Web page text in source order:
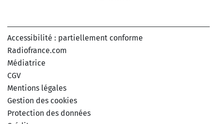
Accessibilité : partiellement conforme
Radiofrance.com
Médiatrice
CGV
Mentions légales
Gestion des cookies
Protection des données